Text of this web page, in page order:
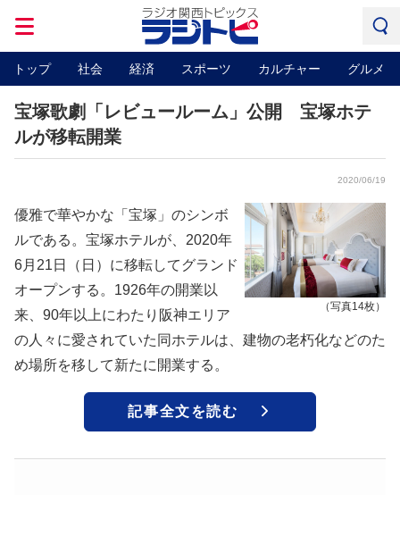
トップ 社会 経済 スポーツ カルチャー グルメ
宝塚歌劇「レビュールーム」公開 宝塚ホテ
ルが移転開業
2020/06/19
（写真14枚）
優雅で華やかな「宝塚」のシンボ
ルである。宝塚ホテルが、2020年
6月21日（日）に移転してグランド
オープンする。1926年の開業以
来、90年以上にわたり阪神エリア
の人々に愛されていた同ホテルは、建物の老朽化などのた
め場所を移して新たに開業する。
記事全文を読む